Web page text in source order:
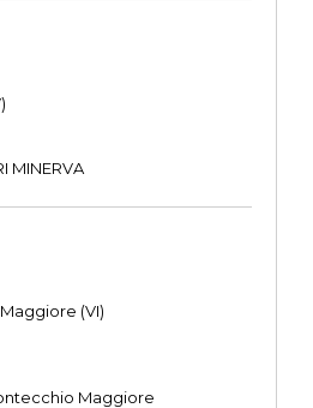
MINERVA
(VI)
Maggiore